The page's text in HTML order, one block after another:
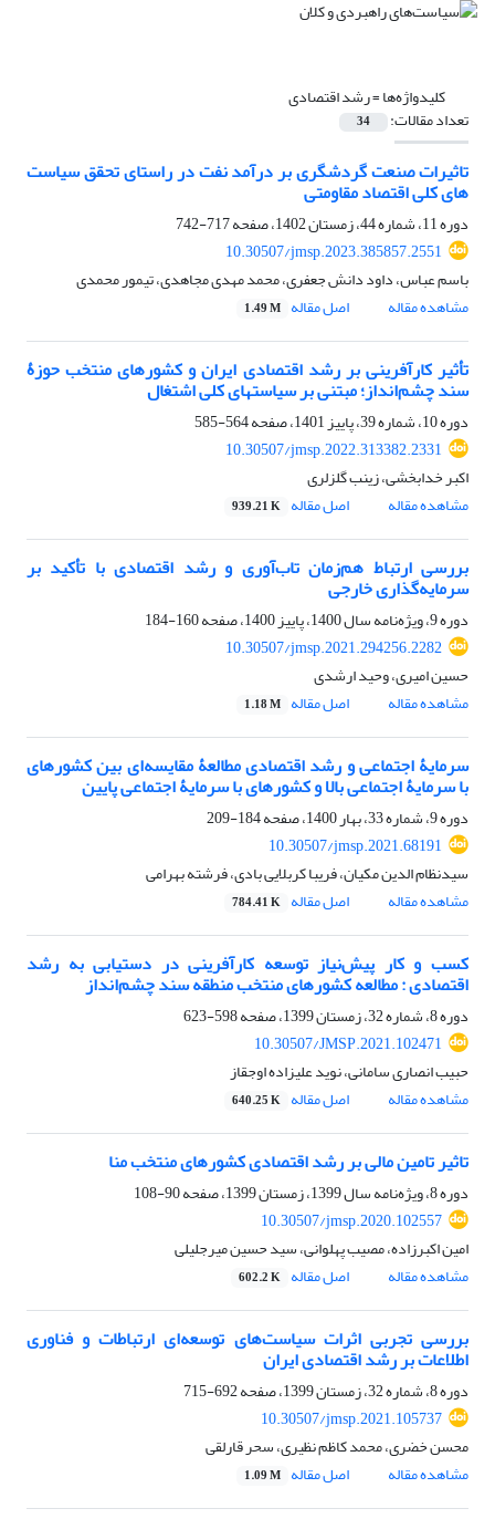
کلیدواژه‌ها =رشد اقتصادی
تعداد مقالات: 34
تاثیرات صنعت گردشگری بر درآمد نفت در راستای تحقق سیاست
های کلی اقتصاد مقاومتی
دوره 11، شماره 44، زمستان 1402، صفحه
717-742
10.30507/jmsp.2023.385857.2551
باسم عباس، داود دانش جعفری، محمد مهدی مجاهدی، تیمور محمدی
مشاهده مقاله
اصل مقاله 1.49 M
تأثیر کارآفرینی بر رشد اقتصادی ایران و کشورهای منتخب حوزۀ
سند چشم‌انداز؛ مبتنی بر سیاستهای کلی اشتغال
دوره 10، شماره 39، پاییز 1401، صفحه
564-585
10.30507/jmsp.2022.313382.2331
اکبر خدابخشی، زینب گلزلری
مشاهده مقاله
اصل مقاله 939.21 K
بررسی ارتباط هم‌زمان تاب‌آوری و رشد اقتصادی با تأکید بر
سرمایه‌گذاری خارجی
دوره 9، ویژه‌نامه سال 1400، پاییز 1400، صفحه
160-184
10.30507/jmsp.2021.294256.2282
حسین امیری، وحید ارشدی
مشاهده مقاله
اصل مقاله 1.18 M
سرمایۀ اجتماعی و رشد اقتصادی مطالعۀ مقایسه‌ای بین کشورهای
با سرمایۀ اجتماعی بالا و کشورهای با سرمایۀ اجتماعی پایین
دوره 9، شماره 33، بهار 1400، صفحه
184-209
10.30507/jmsp.2021.68191
سیدنظام الدین مکیان، فریبا کربلایی بادی، فرشته بهرامی
مشاهده مقاله
اصل مقاله 784.41 K
کسب و کار پیش‌نیاز توسعه کارآفرینی در دستیابی به رشد
اقتصادی : مطالعه کشورهای منتخب منطقه سند چشم‌انداز
دوره 8، شماره 32، زمستان 1399، صفحه
598-623
10.30507/JMSP.2021.102471
حبیب انصاری سامانی، نوید علیزاده اوجقاز
مشاهده مقاله
اصل مقاله 640.25 K
تاثیر تامین مالی بر رشد اقتصادی کشورهای منتخب منا
دوره 8، ویژه‌نامه سال 1399، زمستان 1399، صفحه
90-108
10.30507/jmsp.2020.102557
امین اکبرزاده، مصیب پهلوانی، سید حسین میرجلیلی
مشاهده مقاله
اصل مقاله 602.2 K
بررسی تجربی اثرات سیاست‌های توسعه‌ای ارتباطات و فناوری
اطلاعات بر رشد اقتصادی ایران
دوره 8، شماره 32، زمستان 1399، صفحه
692-715
10.30507/jmsp.2021.105737
محسن خضری، محمد کاظم نظیری، سحر قارلقی
مشاهده مقاله
اصل مقاله 1.09 M